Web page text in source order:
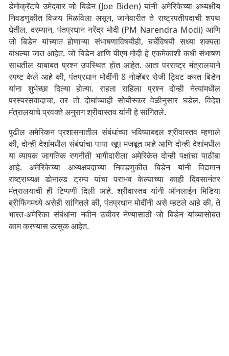
डेमोक्रॅटचे उमेदवार जो बिडेन (Joe Biden) यांनी अमेरिकेच्या अध्यक्षीय
निवडणुकीत विजय मिळविला असून, जानेवारीत ते राष्ट्रपतीपदाची शपथ
घेतील. दरम्यान, पंतप्रधान नरेंद्र मोदी (PM Narendra Modi) आणि
जो बिडेन यांच्यात होणाऱ्या संभाषणाविषयीही, चर्चेविषयी सध्या शक्यता
बांधल्या जात आहेत. जो बिडेन आणि पीएम मोदी हे एकमेकांशी कधी संभाषण
साधतील याबाबत प्रश्न उपस्थित होत आहेत. आता परराष्ट्र मंत्रालयाने
स्पष्ट केले आहे की, पंतप्रधान मोदींनी 8 नोव्हेंबर रोजी ट्विट करत बिडेन
यांना शुभेच्छा दिल्या होत्या. राहता राहिला प्रश्न दोन्ही नेत्यांमधील
परस्परसंवादाचा, तर तो दोघांच्याही सोयीस्कर वेळीनुसार घडेल. विदेश
मंत्रालयाचे प्रवक्ते अनुराग श्रीवास्तव यांनी हे सांगितले.
पुढील अमेरिकन प्रशासनातील संबंधांच्या भविष्याबद्दल श्रीवास्तव म्हणाले
की, दोन्ही देशांमधील संबंधांचा पाया खूप मजबूत आहे आणि दोन्ही देशांमधील
या व्यापक जागतिक रणनीती भागीदारीला अमेरिकेत दोन्ही पक्षांचा पाठींबा
आहे. अमेरिकेच्या अध्यक्षपदाच्या निवडणुकीत बिडेन यांनी विद्यमान
राष्ट्राध्यक्ष डोनाल्ड ट्रम्प यांचा पराभव केल्याच्या काही दिवसानंतर
मंत्रालयाची ही टिप्पणी दिली आहे. श्रीवास्तव यांनी ऑनलाईन मिडिया
ब्रीफिंगमध्ये असेही सांगितले की, पंतप्रधान मोदींनी असे म्हटले आहे की, ते
भारत-अमेरिका संबंधांना नवीन उंचीवर नेण्यासाठी जो बिडेन यांच्यासोबत
काम करण्यास उत्सुक आहेत.